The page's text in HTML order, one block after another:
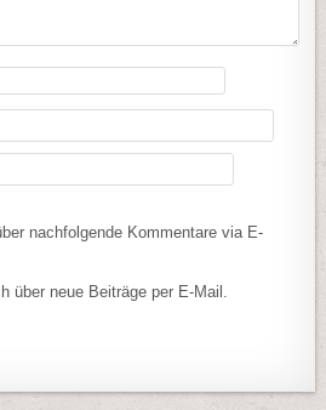
nachfolgende Kommentare via E-
über neue Beiträge per E-Mail.